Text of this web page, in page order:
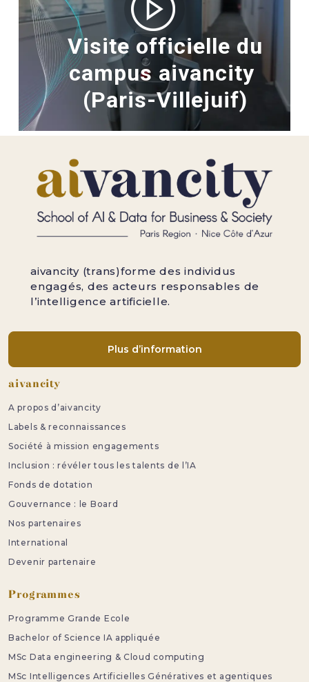
Visite officielle du
campus aivancity
(Paris-Villejuif)
aivancity (trans)forme des individus
engagés, des acteurs responsables de
l’intelligence artificielle.
Plus d’information
Pied de page
aivancity
A propos d’aivancity
Labels & reconnaissances
Société à mission engagements
Inclusion : révéler tous les talents de l’IA
Fonds de dotation
Gouvernance : le Board
Nos partenaires
International
Devenir partenaire
Programmes
Programme Grande Ecole
Bachelor of Science IA appliquée
MSc Data engineering & Cloud computing
MSc Intelligences Artificielles Génératives et agentiques